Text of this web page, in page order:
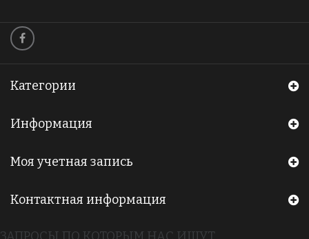
Категории
Информация
Моя учетная запись
Контактная информация